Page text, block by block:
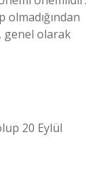
olmadığından
genel olarak
20 Eylül